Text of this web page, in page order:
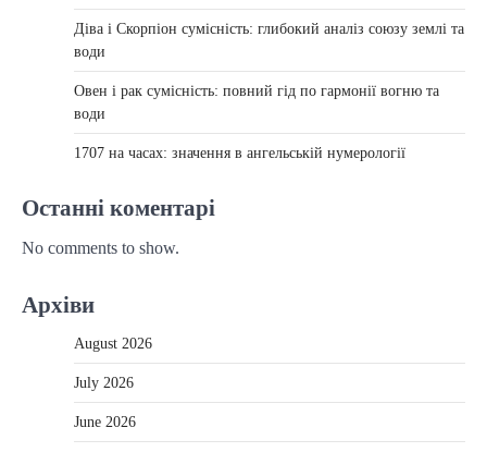
Діва і Скорпіон сумісність: глибокий аналіз союзу землі та
води
Овен і рак сумісність: повний гід по гармонії вогню та
води
1707 на часах: значення в ангельській нумерології
Останні коментарі
No comments to show.
Архіви
August 2026
July 2026
June 2026